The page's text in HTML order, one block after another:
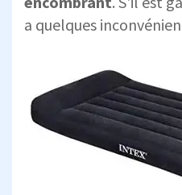
a quelques